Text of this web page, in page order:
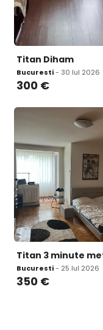
Titan Diham
Bucuresti- 30 Iul 2026
300 €
Bucuresti- 25 Iul 2026
350 €